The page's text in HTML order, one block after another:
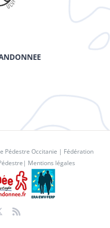
Pédestre Occitanie | Fédération
| Mentions légales